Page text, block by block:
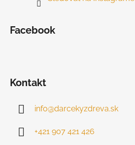
Facebook
Kontakt
info@darcekyzdreva.sk
+421 907 421 426